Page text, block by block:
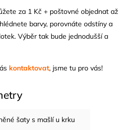
za 1 Kč + poštovné objednat až
barvy, porovnáte odstíny a
Výběr tak bude jednodušší a
kontaktovat, jsme tu pro vás!
šaty s mašlí u krku